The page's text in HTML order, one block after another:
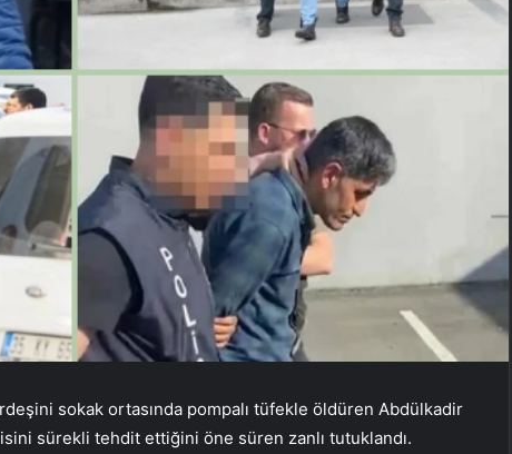
sokak ortasında pompalı tüfekle öldüren Abdülkadir
sürekli tehdit ettiğini öne süren zanlı tutuklandı.